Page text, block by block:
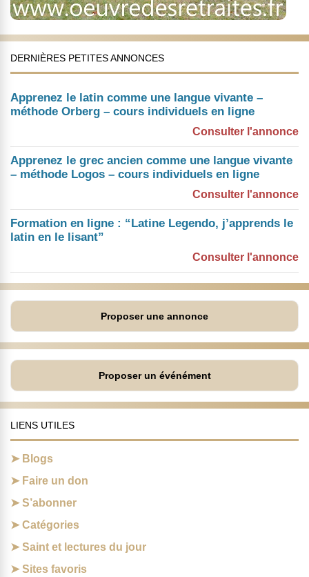
DERNIÈRES PETITES ANNONCES
Apprenez le latin comme une langue vivante –
méthode Orberg – cours individuels en ligne
Consulter l'annonce
Apprenez le grec ancien comme une langue vivante
– méthode Logos – cours individuels en ligne
Consulter l'annonce
Formation en ligne : “Latine Legendo, j’apprends le
latin en le lisant”
Consulter l'annonce
Proposer une annonce
Proposer un événément
LIENS UTILES
Blogs
Faire un don
S’abonner
Catégories
Saint et lectures du jour
Sites favoris